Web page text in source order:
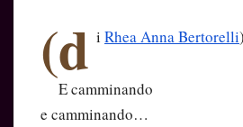
(d i Rhea Anna Bertorelli)
E camminando
e camminando…